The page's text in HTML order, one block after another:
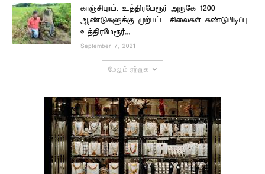
காஞ்சிபுரம்: உத்திரமேரூர் அருகே 1200
ஆண்டுகளுக்கு முற்பட்ட சிலைகள் கண்டுபிடிப்பு –
உத்திரமேரூர்...
September 7, 2021
மேலும் ஏற்றுக